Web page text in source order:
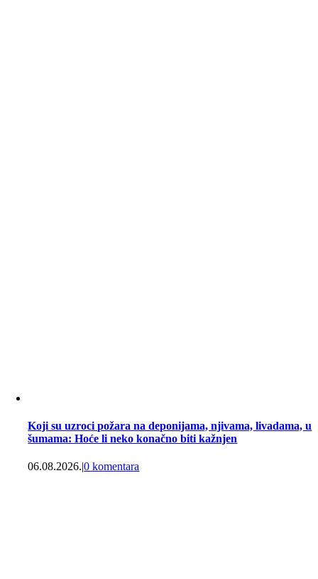
Koji su uzroci požara na deponijama, njivama, livadama, u
šumama: Hoće li neko konačno biti kažnjen
06.08.2026.|0 komentara